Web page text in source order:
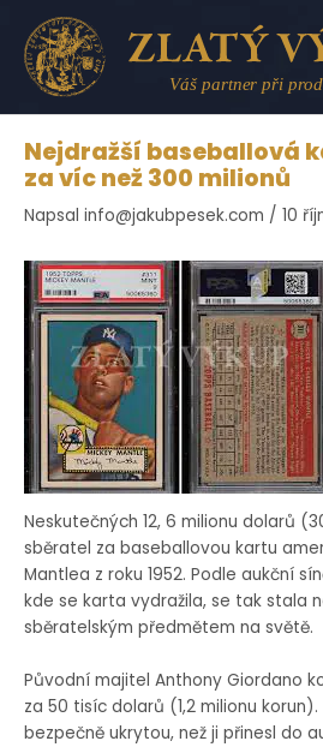
Přeskočit
obsah
Nejdražší baseballová
za víc než 300 milionů
Napsal info@jakubpesek.com / 10
Neskutečných 12, 6 milionu dolarů
sběratel za baseballovou kartu
Mantlea z roku 1952. Podle aukční
kde se karta vydražila, se tak stala
sběratelským předmětem na světě.
Původní majitel Anthony Giordano
za 50 tisíc dolarů (1,2 milionu
bezpečně ukrytou, než ji přinesl do